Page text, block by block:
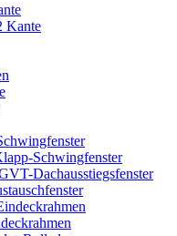
Kante
Schwingfenster
Dachausstiegsfenster